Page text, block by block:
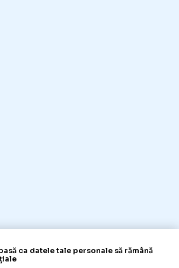
ca datele tale personale să rămână